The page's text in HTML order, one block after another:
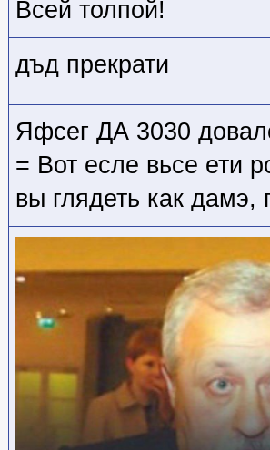
Всей толпой!
дъд прекрати
Яфсег ДА 3030
= Вот есле вьсе ети
вы глядеть как